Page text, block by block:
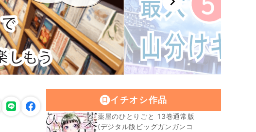
イチオシ作品
薬屋のひとりごと 13巻通常版
(デジタル版ビッグガンガンコ